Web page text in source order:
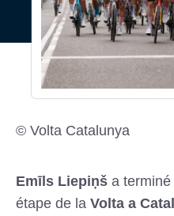
© Volta Catalunya
Emīls Liepiņš a
étape de laVolta a